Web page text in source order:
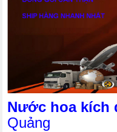
Nước hoa kích
Quảng